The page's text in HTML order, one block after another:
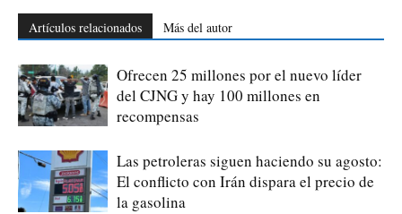
Artículos relacionados Más del autor
Ofrecen 25 millones por el nuevo líder
del CJNG y hay 100 millones en
recompensas
Las petroleras siguen haciendo su agosto:
El conflicto con Irán dispara el precio de
la gasolina